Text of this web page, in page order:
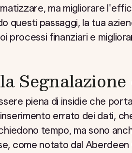
ma migliorare
questi passaggi, la tua
processi finanziari e
Segnalazione
piena di insidie che
errato dei dati,
tempo, ma sono
come notato dal